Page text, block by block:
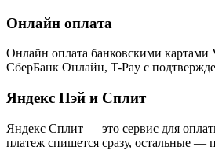
Онлайн оплата
Онлайн оплата банковскими
СберБанк Онлайн, T-Pay с
Яндекс Пэй и Сплит
Яндекс Cплит — это сервис для
платеж спишется сразу, остальные —